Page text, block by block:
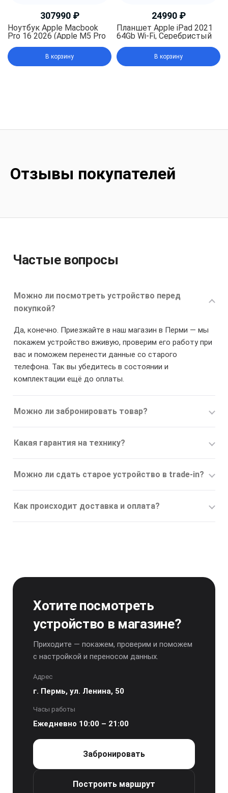
Ноутбук Apple Macbook
Pro 16 2026 (Apple M5 Pro
1TB, Apple graphics 20-
core), Silver (Серебристый)
307990 ₽
В корзину
Планшет Apple iPad 2021
64Gb Wi-Fi, Серебристый
24990 ₽
В корзину
Отзывы покупателей
Частые вопросы
Можно ли посмотреть устройство перед
покупкой?
Да, конечно. Приезжайте в наш магазин в Перми — мы
покажем устройство вживую, проверим его работу при
вас и поможем перенести данные со старого
телефона. Так вы убедитесь в состоянии и
комплектации ещё до оплаты.
Можно ли забронировать товар?
Какая гарантия на технику?
Можно ли сдать старое устройство в trade-in?
Как происходит доставка и оплата?
Хотите посмотреть
устройство в магазине?
Приходите — покажем, проверим и поможем
с настройкой и переносом данных.
Адрес
г. Пермь, ул. Ленина, 50
Часы работы
Ежедневно 10:00 – 21:00
Забронировать
Построить маршрут